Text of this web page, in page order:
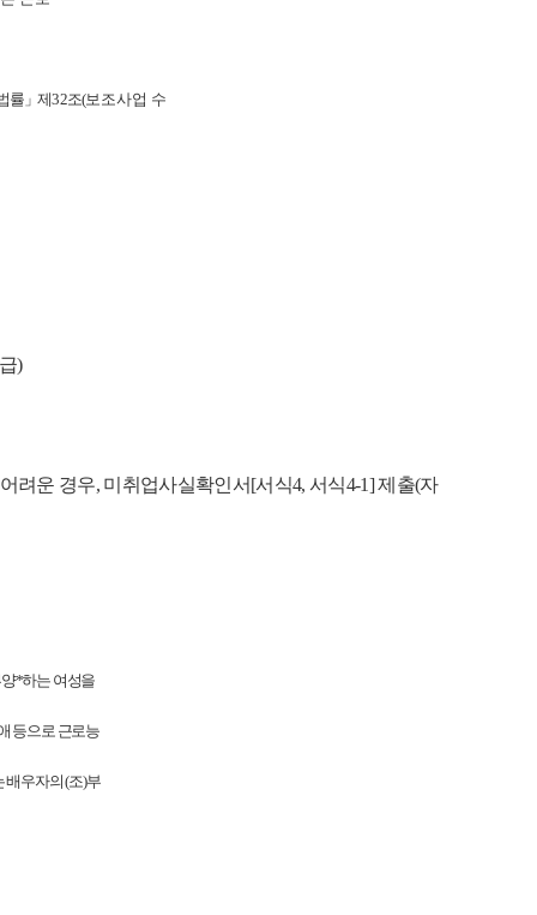
률」제32조(보조사업 수
)
려운 경우, 미취업사실확인서[서식4, 서식4-1]제출(자
*하는 여성을
등으로 근로능
배우자의(조)부